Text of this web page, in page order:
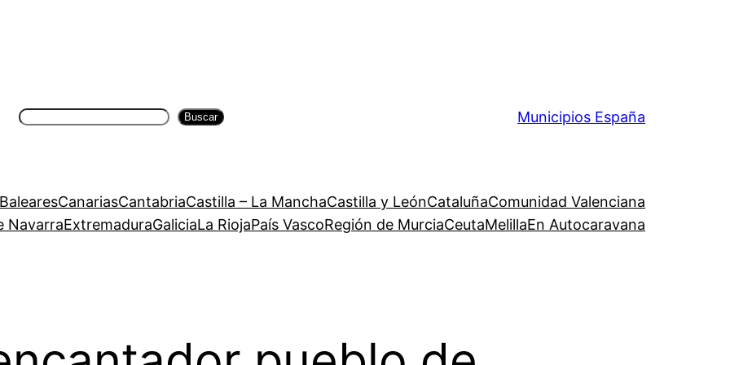
Buscar Buscar Municipios España
CanariasCantabriaCastilla – La ManchaCastilla y LeónCataluñaComunidad Valenciana
NavarraExtremaduraGaliciaLa RiojaPaís VascoRegión de MurciaCeutaMelillaEn Autocaravana